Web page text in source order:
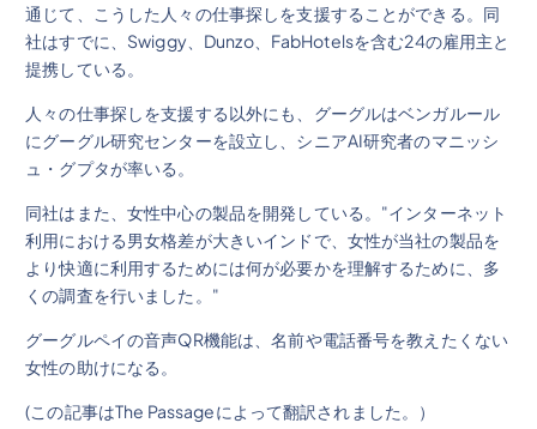
通じて、こうした人々の仕事探しを支援することができる。同
社はすでに、Swiggy、Dunzo、FabHotelsを含む24の雇用主と
提携している。
人々の仕事探しを支援する以外にも、グーグルはベンガルール
にグーグル研究センターを設立し、シニアAI研究者のマニッシ
ュ・グプタが率いる。
同社はまた、女性中心の製品を開発している。"インターネット
利用における男女格差が大きいインドで、女性が当社の製品を
より快適に利用するためには何が必要かを理解するために、多
くの調査を行いました。"
グーグルペイの音声QR機能は、名前や電話番号を教えたくない
女性の助けになる。
(この記事はThe Passageによって翻訳されました。）